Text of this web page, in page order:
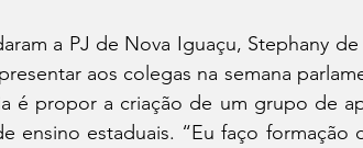
a PJ de Nova Iguaçu, Stephany
aos colegas na semana
é propor a criação de um grupo de
ensino estaduais. “Eu faço